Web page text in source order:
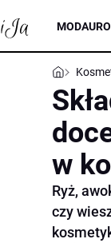
MODA
w
Ryż,
czy